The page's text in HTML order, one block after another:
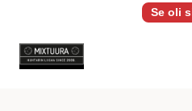
Se oli